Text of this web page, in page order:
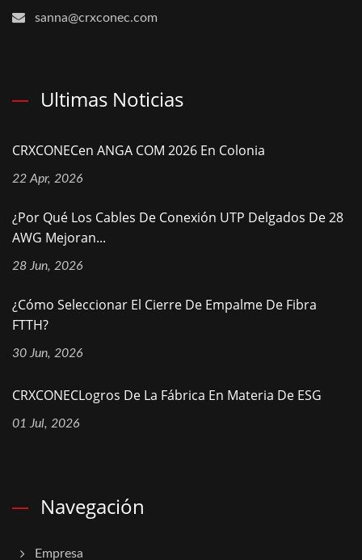
sanna@crxconec.com
Ultimas Noticias
CRXCONECen ANGA COM 2026 En Colonia
22 Apr, 2026
¿Por Qué Los Cables De Conexión UTP Delgados De 28
AWG Mejoran...
28 Jun, 2026
¿Cómo Seleccionar El Cierre De Empalme De Fibra
FTTH?
30 Jun, 2026
CRXCONECLogros De La Fábrica En Materia De ESG
01 Jul, 2026
Navegación
Empresa